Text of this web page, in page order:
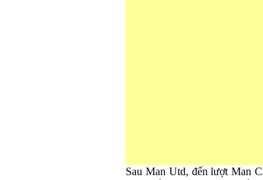
Sau Man Utd, đến lượt Man